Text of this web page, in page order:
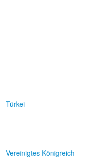
Türkei
Vereinigtes Königreich